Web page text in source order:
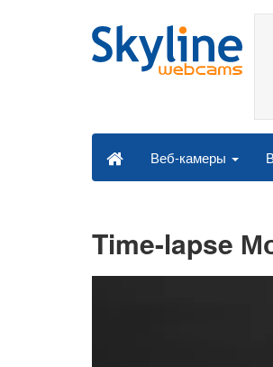
Веб-камеры
Time-lapse